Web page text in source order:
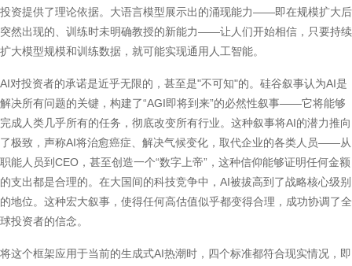
投资提供了理论依据。大语言模型展示出的涌现能力——即在规模扩大后
突然出现的、训练时未明确教授的新能力——让人们开始相信，只要持续
扩大模型规模和训练数据，就可能实现通用人工智能。
AI对投资者的承诺是近乎无限的，甚至是"不可知"的。硅谷叙事认为AI是
解决所有问题的关键，构建了“AGI即将到来”的必然性叙事——它将能够
完成人类几乎所有的任务，彻底改变所有行业。这种叙事将AI的潜力推向
了极致，声称AI将治愈癌症、解决气候变化，取代企业的各类人员——从
职能人员到CEO，甚至创造一个“数字上帝”，这种信仰能够证明任何金额
的支出都是合理的。在大国间的科技竞争中，AI被拔高到了战略核心级别
的地位。这种宏大叙事，使得任何高估值似乎都变得合理，成功协调了全
球投资者的信念。
将这个框架应用于当前的生成式AI热潮时，四个标准都符合现实情况，即